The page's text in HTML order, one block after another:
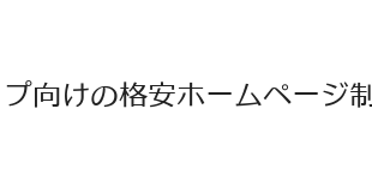
向けの格安ホームページ